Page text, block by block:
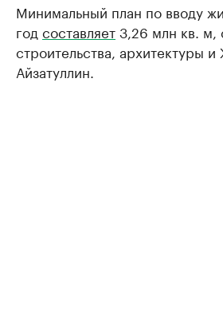
Минимальный план по вводу
год составляет3,26 млн кв. м,
строительства, архитектуры
Айзатуллин.